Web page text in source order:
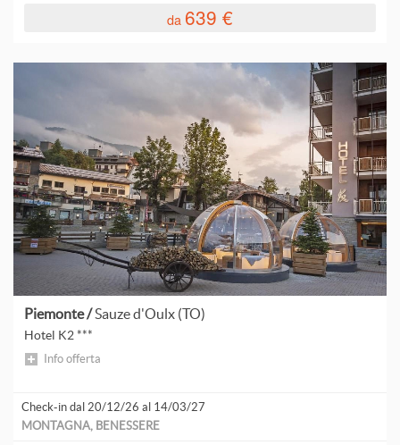
da 639 €
Piemonte /Sauze d'Oulx (TO)
Hotel K2 ***
Info offerta
Check-in dal 20/12/26 al 14/03/27
MONTAGNA, BENESSERE